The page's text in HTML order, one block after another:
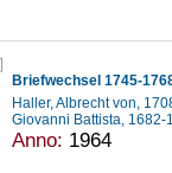
Briefwechsel 1745-
Haller, Albrecht von,
Giovanni Battista,
Anno: 1964